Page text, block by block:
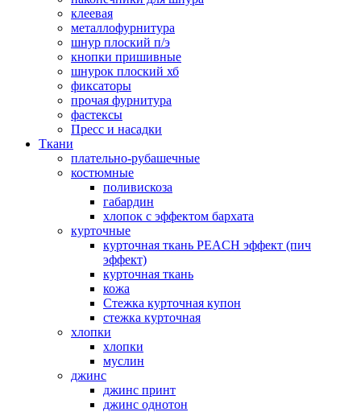
клеевая
металлофурнитура
шнур плоский п/э
кнопки пришивные
шнурок плоский хб
фиксаторы
прочая фурнитура
фастексы
Пресс и насадки
Ткани
плательно-рубашечные
костюмные
поливискоза
габардин
хлопок с эффектом бархата
курточные
курточная ткань PEACH эффект (пич
эффект)
курточная ткань
кожа
Стежка курточная купон
стежка курточная
хлопки
хлопки
муслин
джинс
джинс принт
джинс однотон